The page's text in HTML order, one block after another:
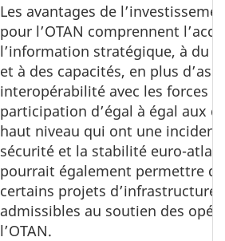
Les avantages de
pour l’OTAN comprennent
l’information stratégique, à du
et à des capacités, en plus
interopérabilité avec les forces
participation d’égal à égal aux
haut niveau qui ont une
sécurité et la stabilité euro-
pourrait également permettre
certains projets d’infrastructure
admissibles au soutien des
l’OTAN.